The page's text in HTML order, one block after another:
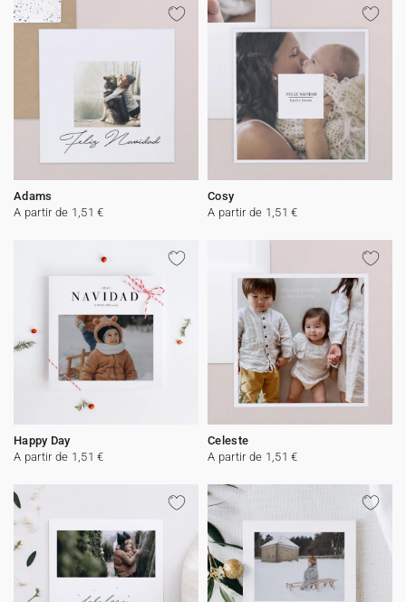
Adams
A partir de 1,51 €
Cosy
A partir de 1,51 €
Happy Day
A partir de 1,51 €
Celeste
A partir de 1,51 €